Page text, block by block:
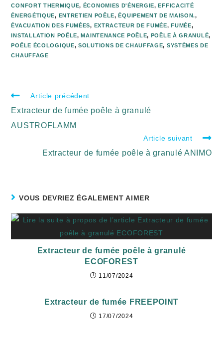
CONFORT THERMIQUE, ÉCONOMIES D'ÉNERGIE, EFFICACITÉ
ÉNERGÉTIQUE, ENTRETIEN POÊLE, ÉQUIPEMENT DE MAISON.,
ÉVACUATION DES FUMÉES, EXTRACTEUR DE FUMÉE, FUMÉE,
INSTALLATION POÊLE, MAINTENANCE POÊLE, POÊLE À GRANULÉ,
POÊLE ÉCOLOGIQUE, SOLUTIONS DE CHAUFFAGE, SYSTÈMES DE
CHAUFFAGE
Article précédent
Extracteur de fumée poêle à granulé
AUSTROFLAMM
Article suivant
Extracteur de fumée poêle à granulé ANIMO
VOUS DEVRIEZ ÉGALEMENT AIMER
Extracteur de fumée poêle à granulé
ECOFOREST
11/07/2024
Extracteur de fumée FREEPOINT
17/07/2024